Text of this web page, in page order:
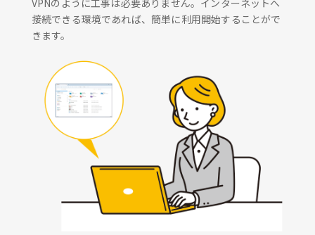
接続できる環境であれば、簡単に利用開始することがで
きます。